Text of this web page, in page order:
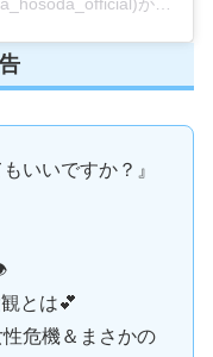
いいですか？』
とは💕
危機＆まさかの